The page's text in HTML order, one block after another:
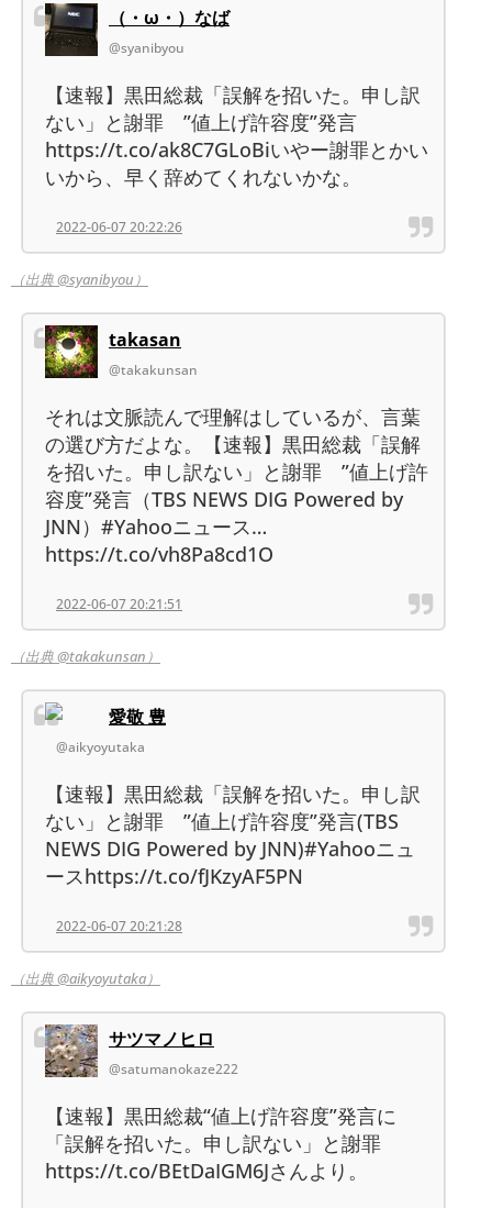
（・ω・）なば
@syanibyou
【速報】黒田総裁「誤解を招いた。申し訳
ない」と謝罪 ”値上げ許容度”発言
https://t.co/ak8C7GLoBiいやー謝罪とかい
いから、早く辞めてくれないかな。
2022-06-07 20:22:26
（出典 @syanibyou）
takasan
@takakunsan
それは文脈読んで理解はしているが、言葉
の選び方だよな。【速報】黒田総裁「誤解
を招いた。申し訳ない」と謝罪 ”値上げ許
容度”発言（TBS NEWS DIG Powered by
JNN）#Yahooニュース…
https://t.co/vh8Pa8cd1O
2022-06-07 20:21:51
（出典 @takakunsan）
愛敬 豊
@aikyoyutaka
【速報】黒田総裁「誤解を招いた。申し訳
ない」と謝罪 ”値上げ許容度”発言(TBS
NEWS DIG Powered by JNN)#Yahooニュ
ースhttps://t.co/fJKzyAF5PN
2022-06-07 20:21:28
（出典 @aikyoyutaka）
サツマノヒロ
@satumanokaze222
【速報】黒田総裁“値上げ許容度”発言に
「誤解を招いた。申し訳ない」と謝罪
https://t.co/BEtDaIGM6Jさんより。